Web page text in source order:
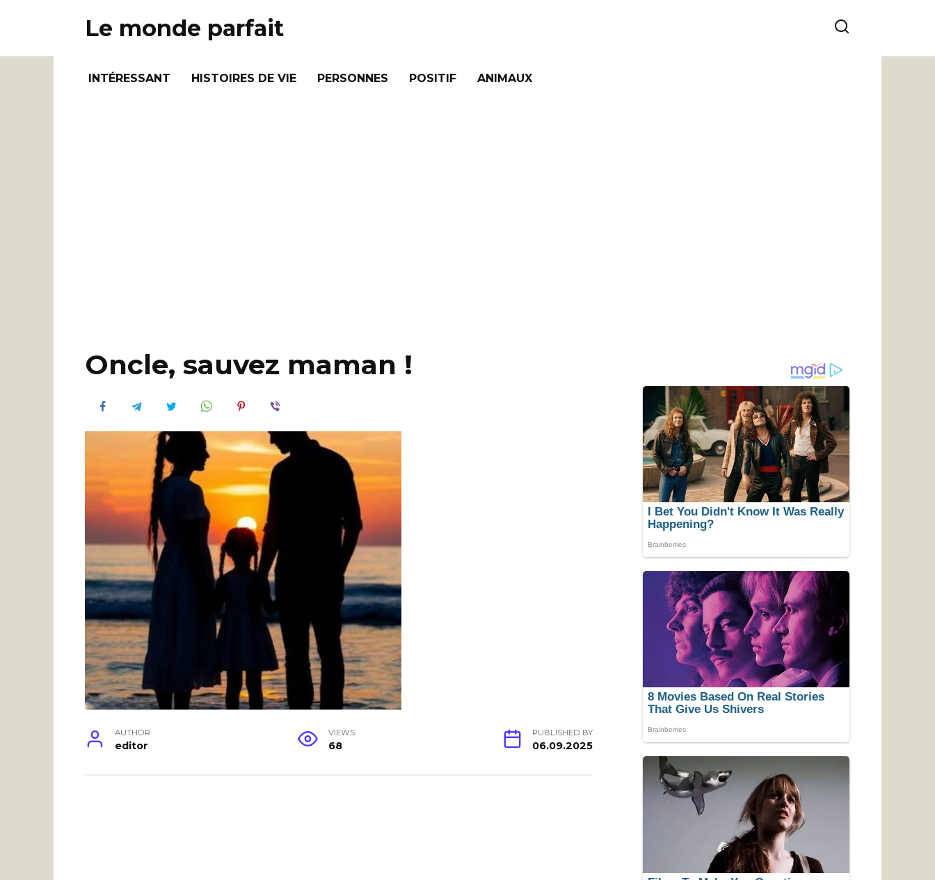
Le monde parfait
INTÉRESSANT HISTOIRES DE VIE PERSONNES POSITIF ANIMAUX
Oncle, sauvez maman !
AUTHOR
editor
VIEWS
68
PUBLISHED BY
06.09.2025